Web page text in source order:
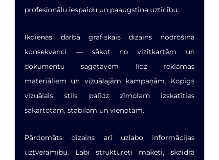
profesionālu iespaidu un paaugstina uzticību.
Ikdienas darbā grafiskais dizains nodrošina
konsekvenci — sākot no vizītkartēm un
dokumentu sagatavēm līdz reklāmas
materiāliem un vizuālajām kampaņām. Kopīgs
vizuālais stils palīdz zīmolam izskatīties
sakārtotam, stabilam un vienotam.
Pārdomāts dizains arī uzlabo informācijas
uztveramību. Labi strukturēti maketi, skaidra